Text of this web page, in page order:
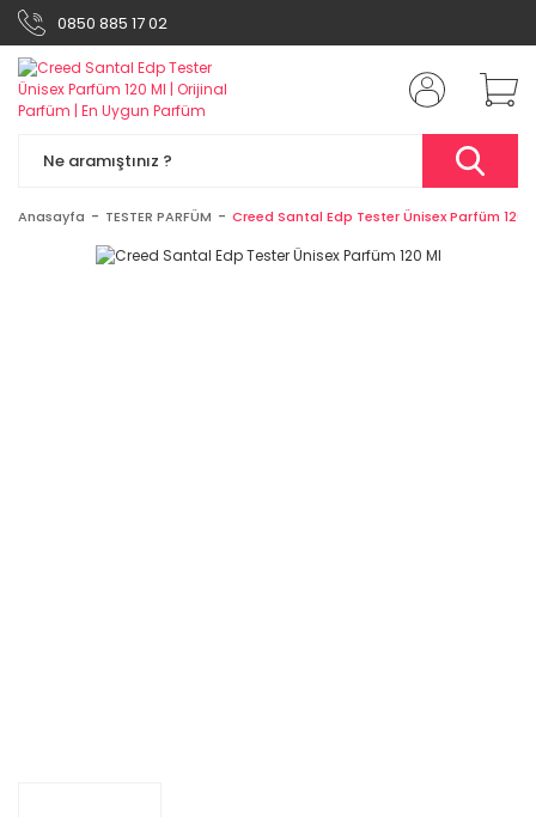
0850 885 17 02
Anasayfa TESTER PARFÜM Creed Santal Edp Tester Ünisex Parfüm 120